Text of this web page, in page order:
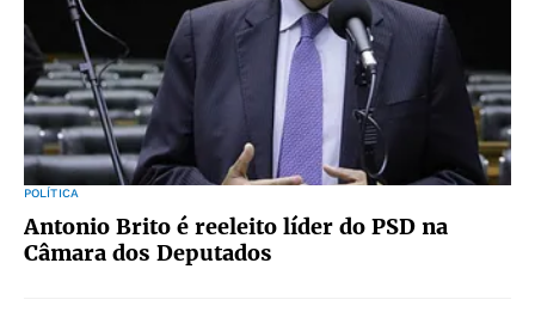
POLÍTICA
Antonio Brito é reeleito líder do PSD na
Câmara dos Deputados